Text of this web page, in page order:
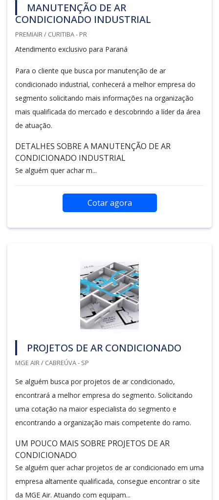
MANUTENÇÃO DE AR
CONDICIONADO INDUSTRIAL
PREMIAIR / CURITIBA - PR
Atendimento exclusivo para Paraná
Para o cliente que busca por manutenção de ar
condicionado industrial, conhecerá a melhor empresa do
segmento solicitando mais informações na organização
mais qualificada do mercado e descobrindo a líder da área
de atuação.
DETALHES SOBRE A MANUTENÇÃO DE AR
CONDICIONADO INDUSTRIAL
Se alguém quer achar m...
Cotar agora
PROJETOS DE AR CONDICIONADO
MGE AIR / CABREÚVA - SP
Se alguém busca por projetos de ar condicionado,
encontrará a melhor empresa do segmento. Solicitando
uma cotação na maior especialista do segmento e
encontrando a organização mais competente do ramo.
UM POUCO MAIS SOBRE PROJETOS DE AR
CONDICIONADO
Se alguém quer achar projetos de ar condicionado em uma
empresa altamente qualificada, consegue encontrar o site
da MGE Air. Atuando com equipam...